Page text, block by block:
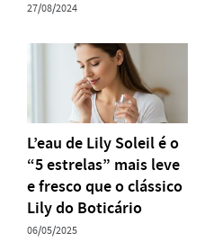
27/08/2024
L’eau de Lily Soleil é o
“5 estrelas” mais leve
e fresco que o clássico
Lily do Boticário
06/05/2025